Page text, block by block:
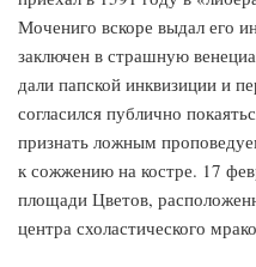
Мочениго вскоре выдал его
заключен в страшную
дали папской инквизиции и
согласился публично
признать ложным
к сожжению на костре. 17
площади Цветов,
центра схоластического